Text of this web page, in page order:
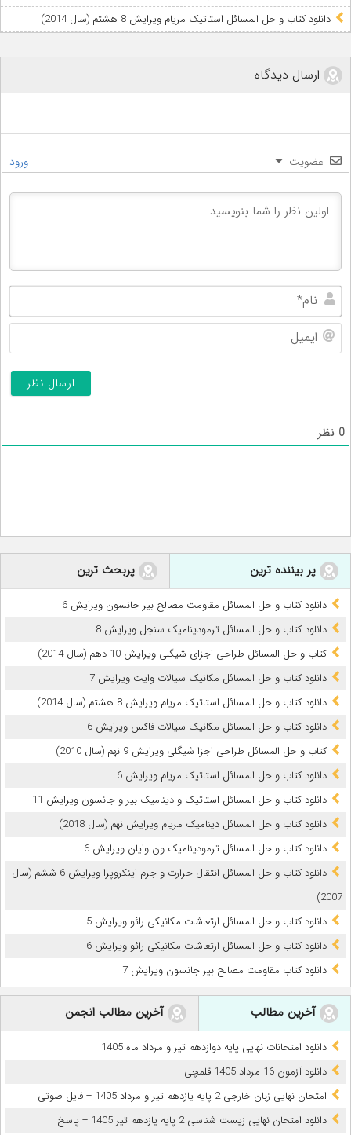
دانلود کتاب و حل المسائل استاتیک مریام ویرایش 8 هشتم (سال 2014)
ارسال دیدگاه
عضویت ورود
0 نظر
پر بیننده ترین پربحث ترین
دانلود کتاب و حل المسائل مقاومت مصالح بیر جانسون ویرایش 6
دانلود کتاب و حل المسائل ترمودینامیک سنجل ویرایش 8
کتاب و حل المسائل طراحی اجزای شیگلی ویرایش 10 دهم (سال 2014)
دانلود کتاب و حل المسائل مکانیک سیالات وایت ویرایش 7
دانلود کتاب و حل المسائل استاتیک مریام ویرایش 8 هشتم (سال 2014)
دانلود کتاب و حل المسائل مکانیک سیالات فاکس ویرایش 6
کتاب و حل المسائل طراحی اجزا شیگلی ویرایش 9 نهم (سال 2010)
دانلود کتاب و حل المسائل استاتیک مریام ویرایش 6
دانلود کتاب و حل المسائل استاتیک و دینامیک بیر و جانسون ویرایش 11
دانلود کتاب و حل المسائل دینامیک مریام ویرایش نهم (سال 2018)
دانلود کتاب و حل المسائل ترمودینامیک ون وایلن ویرایش 6
دانلود کتاب و حل المسائل انتقال حرارت و جرم اینکروپرا ویرایش 6 ششم (سال
2007)
دانلود کتاب و حل المسائل ارتعاشات مکانیکی رائو ویرایش 5
دانلود کتاب و حل المسائل ارتعاشات مکانیکی رائو ویرایش 6
دانلود کتاب مقاومت مصالح بیر جانسون ویرایش 7
آخرین مطالب آخرین مطالب انجمن
دانلود امتحانات نهایی پایه دوازدهم تیر و مرداد ماه 1405
دانلود آزمون 16 مرداد 1405 قلمچی
امتحان نهایی زبان خارجی 2 پایه یازدهم تیر و مرداد 1405 + فایل صوتی
دانلود امتحان نهایی زیست شناسی 2 پایه یازدهم تیر 1405 + پاسخ